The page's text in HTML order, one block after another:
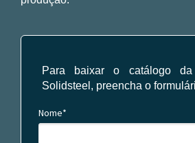
Para baixar o catálogo
Solidsteel, preencha o
Nome*